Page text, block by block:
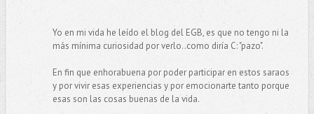
Yo en mi vida he leído el blog del EGB, es que no tengo ni la
más mínima curiosidad por verlo..como diría C: "pazo".
En fin que enhorabuena por poder participar en estos saraos
y por vivir esas experiencias y por emocionarte tanto porque
esas son las cosas buenas de la vida.